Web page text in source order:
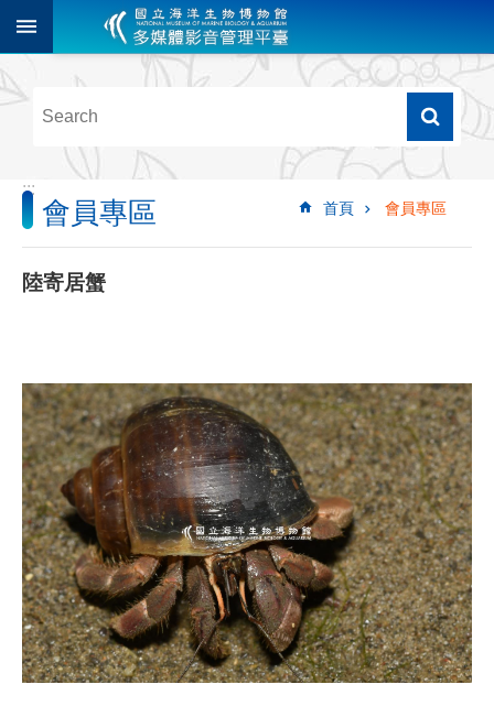
跳到主要內容區塊
階
尋
多
媒
體
檢
像
影
音
音
源
訊
息
發
布
諮
詢
:::
首頁 會員專區
會員專區
陸寄居蟹